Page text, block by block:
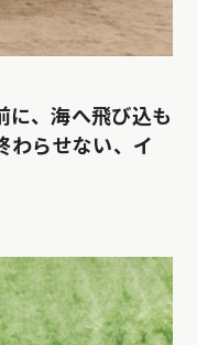
に、海へ飛び込も
わらせない、イ